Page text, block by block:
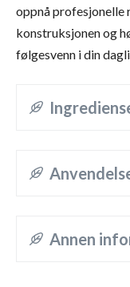
oppnå profesjonelle
konstruksjonen og
følgesvenn i din
Annen